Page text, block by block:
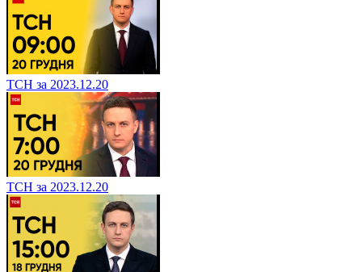
ТСН за 2023.12.20
ТСН за 2023.12.20